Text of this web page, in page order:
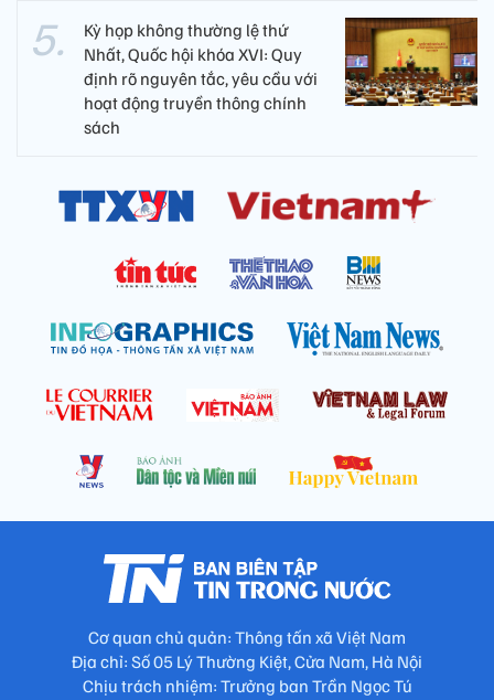
Kỳ họp không thường lệ thứ
Nhất, Quốc hội khóa XVI: Quy
định rõ nguyên tắc, yêu cầu với
hoạt động truyền thông chính
sách
Cơ quan chủ quản: Thông tấn xã Việt Nam
Địa chỉ: Số 05 Lý Thường Kiệt, Cửa Nam, Hà Nội
Chịu trách nhiệm: Trưởng ban Trần Ngọc Tú